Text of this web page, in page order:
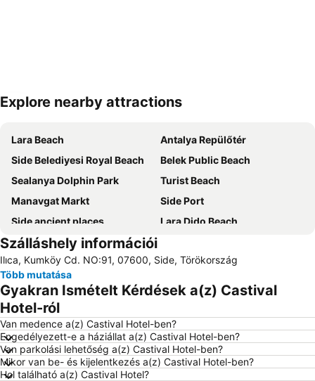
Nagy méretű térkép
Explore nearby attractions
Lara Beach
Antalya Repülőtér
Side Belediyesi Royal Beach
Belek Public Beach
Sealanya Dolphin Park
Turist Beach
Manavgat Markt
Side Port
Side ancient places
Lara Dido Beach
Side Market
Bogazkent
Sueno Golf Club
Starlight Convention Center Kizilagac
Aspendos
Kadriye Public Beach
Amphitheatre
Titreyengöl
Cornelia Golf Club
Szálláshely információi
Ilıca, Kumköy Cd. NO:91, 07600, Side, Törökország
Több mutatása
Gyakran Ismételt Kérdések a(z) Castival
Hotel-ról
Van medence a(z) Castival Hotel-ben?
Engedélyezett-e a háziállat a(z) Castival Hotel-ben?
Van parkolási lehetőség a(z) Castival Hotel-ben?
Mikor van be- és kijelentkezés a(z) Castival Hotel-ben?
Hol található a(z) Castival Hotel?